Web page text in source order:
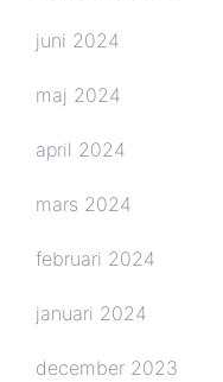
juni 2024
maj 2024
april 2024
mars 2024
februari 2024
januari 2024
december 2023